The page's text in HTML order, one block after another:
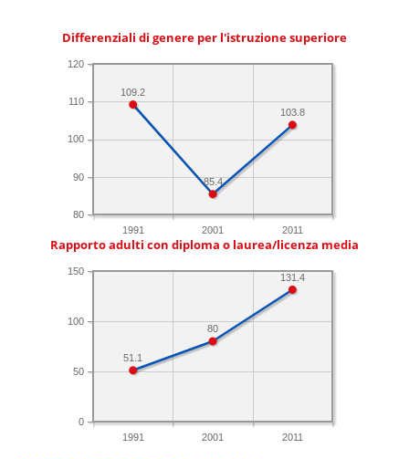
Differenziali di genere per l'istruzione superiore
1991 2001 2011
80
90
100
110
120
103.8
85.4
109.2
Rapporto adulti con diploma o laurea/licenza media
1991 2001 2011
0
50
100
150
131.4
80
51.1